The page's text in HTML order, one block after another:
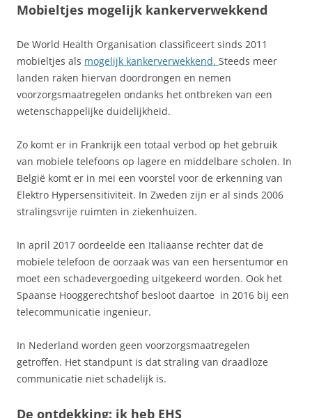
Mobieltjes mogelijk kankerverwekkend
De World Health Organisation classificeert sinds 2011
mobieltjes als mogelijk kankerverwekkend. Steeds meer
landen raken hiervan doordrongen en nemen
voorzorgsmaatregelen ondanks het ontbreken van een
wetenschappelijke duidelijkheid.
Zo komt er in Frankrijk een totaal verbod op het gebruik
van mobiele telefoons op lagere en middelbare scholen. In
België komt er in mei een voorstel voor de erkenning van
Elektro Hypersensitiviteit. In Zweden zijn er al sinds 2006
stralingsvrije ruimten in ziekenhuizen.
In april 2017 oordeelde een Italiaanse rechter dat de
mobiele telefoon de oorzaak was van een hersentumor en
moet een schadevergoeding uitgekeerd worden. Ook het
Spaanse Hooggerechtshof besloot daartoe in 2016 bij een
telecommunicatie ingenieur.
In Nederland worden geen voorzorgsmaatregelen
getroffen. Het standpunt is dat straling van draadloze
communicatie niet schadelijk is.
De ontdekking: ik heb EHS